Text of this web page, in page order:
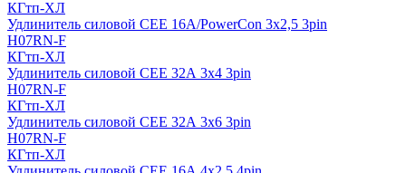
КГтп-ХЛ
Удлинитель силовой CEE 16A/PowerCon 3х2,5 3pin
H07RN-F
КГтп-ХЛ
Удлинитель силовой CEE 32А 3х4 3pin
H07RN-F
КГтп-ХЛ
Удлинитель силовой CEE 32А 3х6 3pin
H07RN-F
КГтп-ХЛ